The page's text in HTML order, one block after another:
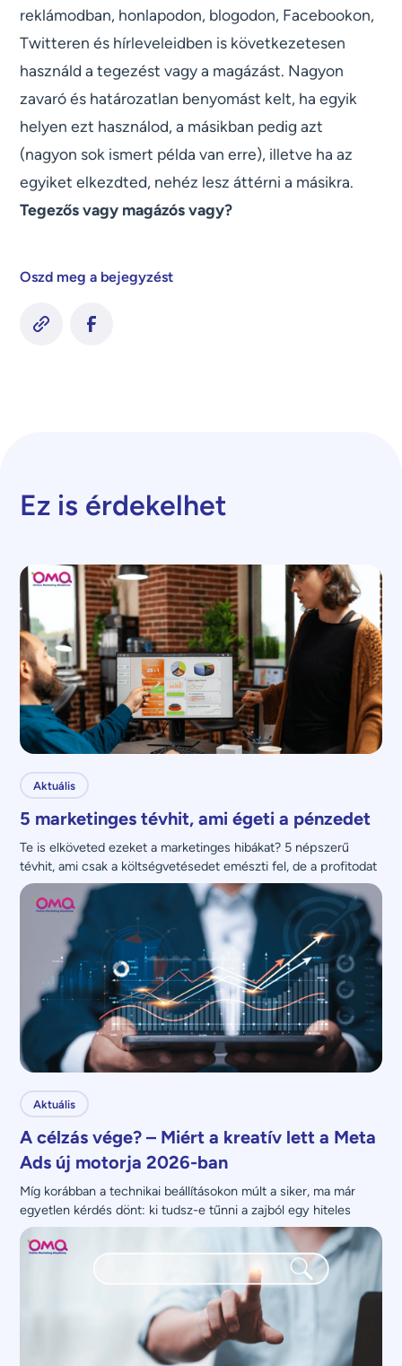
reklámodban, honlapodon, blogodon, Facebookon,
Twitteren és hírleveleidben is következetesen
használd a tegezést vagy a magázást. Nagyon
zavaró és határozatlan benyomást kelt, ha egyik
helyen ezt használod, a másikban pedig azt
(nagyon sok ismert példa van erre), illetve ha az
egyiket elkezdted, nehéz lesz áttérni a másikra.
Tegezős vagy magázós vagy?
Oszd meg a bejegyzést
Ez is érdekelhet
Aktuális
5 marketinges tévhit, ami égeti a pénzedet
Te is elköveted ezeket a marketinges hibákat? 5 népszerű
tévhit, ami csak a költségvetésedet emészti fel, de a profitodat
nem növeli.
Aktuális
A célzás vége? – Miért a kreatív lett a Meta
Ads új motorja 2026-ban
Míg korábban a technikai beállításokon múlt a siker, ma már
egyetlen kérdés dönt: ki tudsz-e tűnni a zajból egy hiteles
üzenettel?